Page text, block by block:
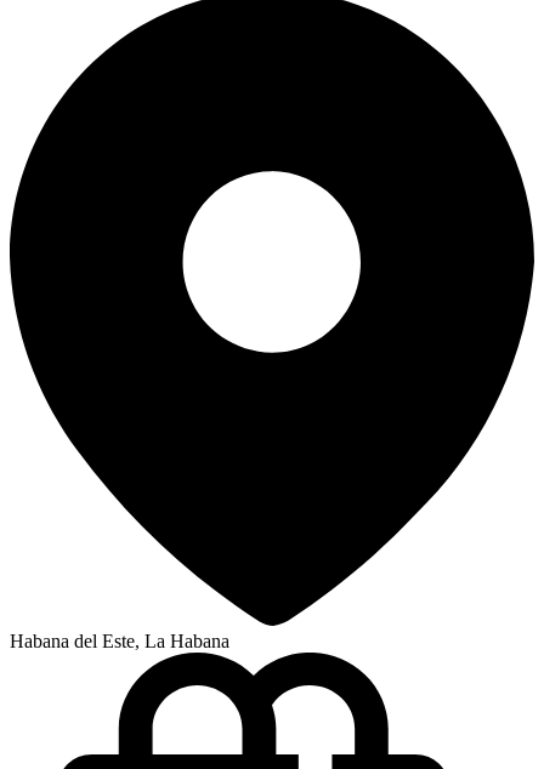
Habana del Este, La Habana